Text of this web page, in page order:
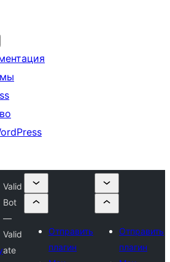
Valid
Bot
—
Valid
ate
Отправить
плагин
Отправить
плагин